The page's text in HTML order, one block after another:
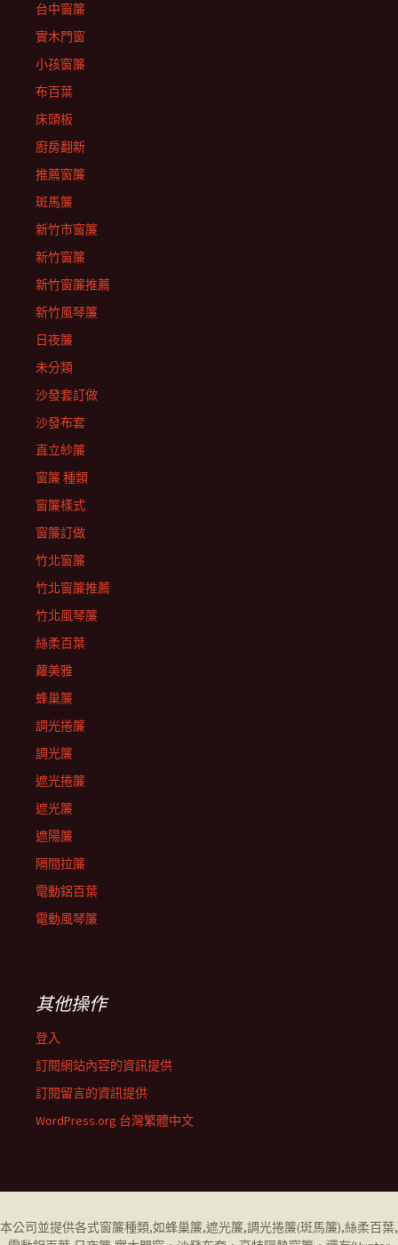
台中窗簾
實木門窗
小孩窗簾
布百葉
床頭板
廚房翻新
推薦窗簾
斑馬簾
新竹市窗簾
新竹窗簾
新竹窗簾推薦
新竹風琴簾
日夜簾
未分類
沙發套訂做
沙發布套
直立紗簾
窗簾 種類
窗簾樣式
窗簾訂做
竹北窗簾
竹北窗簾推薦
竹北風琴簾
絲柔百葉
蘿美雅
蜂巢簾
調光捲簾
調光簾
遮光捲簾
遮光簾
遮陽簾
隔間拉簾
電動鋁百葉
電動風琴簾
其他操作
登入
訂閱網站內容的資訊提供
訂閱留言的資訊提供
WordPress.org 台灣繁體中文
本公司並提供各式窗簾種類,如蜂巢簾,遮光簾,調光捲簾(斑馬簾),絲柔百葉,